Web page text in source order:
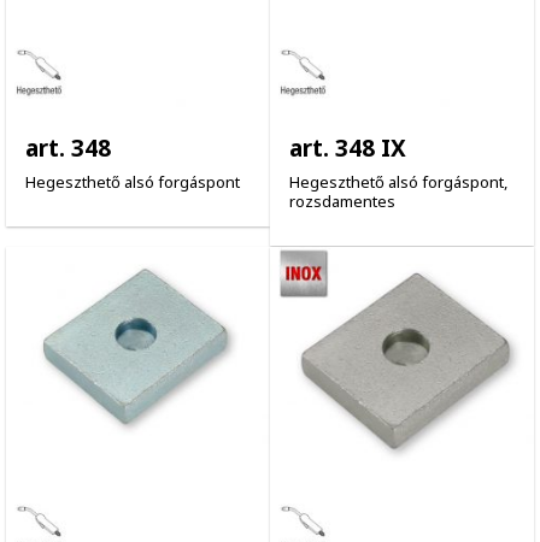
art. 348
Hegeszthető alsó forgáspont
art. 348 IX
Hegeszthető alsó forgáspont,
rozsdamentes